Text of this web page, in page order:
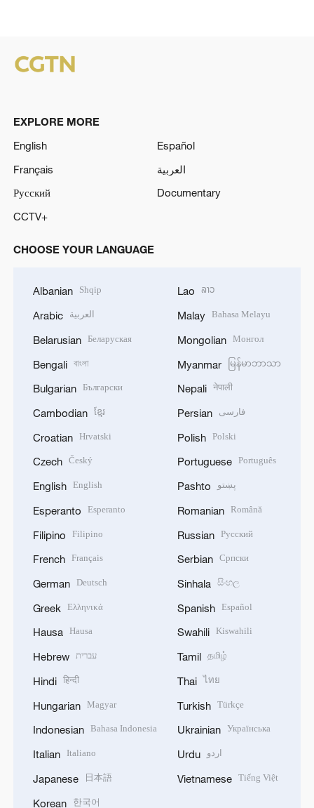
EXPLORE MORE
English
Español
Français
العربية
Русский
Documentary
CCTV+
CHOOSE YOUR LANGUAGE
Albanian Shqip
Arabic العربية
Belarusian Беларуская
Bengali বাংলা
Bulgarian Български
Cambodian ខ្មែរ
Croatian Hrvatski
Czech Český
English English
Esperanto Esperanto
Filipino Filipino
French Français
German Deutsch
Greek Ελληνικά
Hausa Hausa
Hebrew עברית
Hindi हिन्दी
Hungarian Magyar
Indonesian Bahasa Indonesia
Italian Italiano
Japanese 日本語
Korean 한국어
Lao ລາວ
Malay Bahasa Melayu
Mongolian Монгол
Myanmar မြန်မာဘာသာ
Nepali नेपाली
Persian فارسی
Polish Polski
Portuguese Português
Pashto پښتو
Romanian Română
Russian Русский
Serbian Српски
Sinhala සිංහල
Spanish Español
Swahili Kiswahili
Tamil தமிழ்
Thai ไทย
Turkish Türkçe
Ukrainian Українська
Urdu اردو
Vietnamese Tiếng Việt